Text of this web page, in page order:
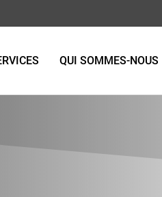
QUI SOMMES-NOUS